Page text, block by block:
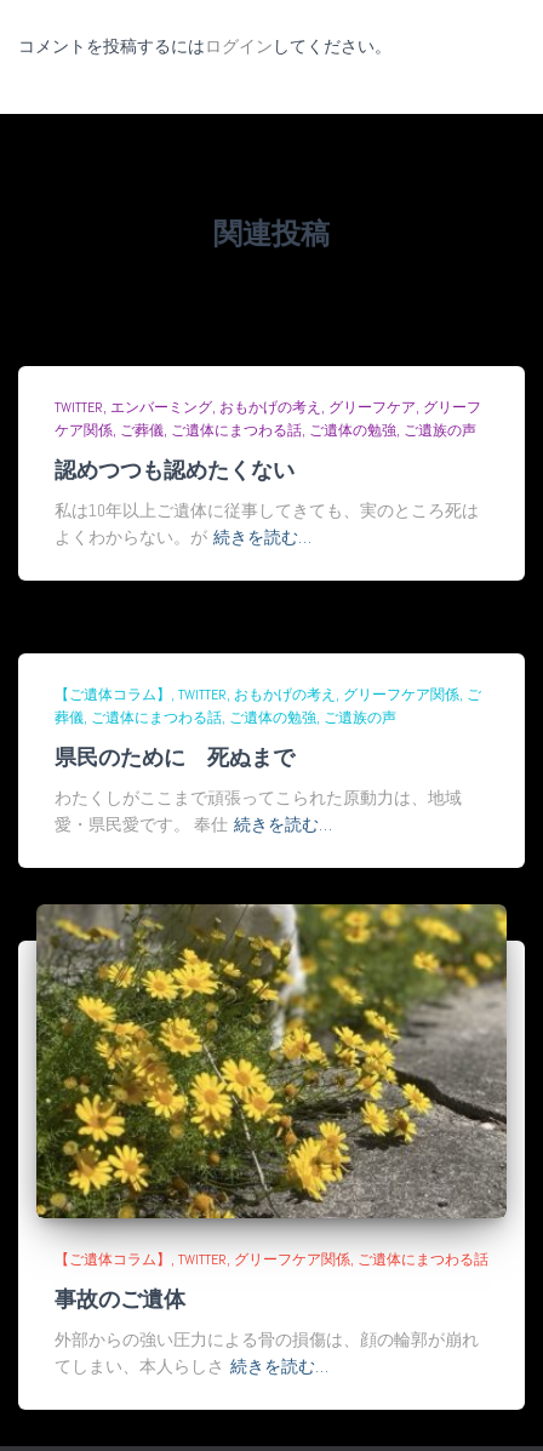
コメントを投稿するにはログイン してください。
関連投稿
TWITTER エンバーミング おもかげの考え グリーフケア グリーフ
ケア関係 ご葬儀 ご遺体にまつわる話 ご遺体の勉強 ご遺族の声
認めつつも認めたくない
私は10年以上ご遺体に従事してきても、実のところ死は
よくわからない。が 続きを読む…
【ご遺体コラム】 TWITTER おもかげの考え グリーフケア関係 ご
葬儀 ご遺体にまつわる話 ご遺体の勉強 ご遺族の声
県民のために 死ぬまで
わたくしがここまで頑張ってこられた原動力は、地域
愛・県民愛です。 奉仕 続きを読む…
【ご遺体コラム】 TWITTER グリーフケア関係 ご遺体にまつわる話
事故のご遺体
外部からの強い圧力による骨の損傷は、顔の輪郭が崩れ
てしまい、本人らしさ 続きを読む…